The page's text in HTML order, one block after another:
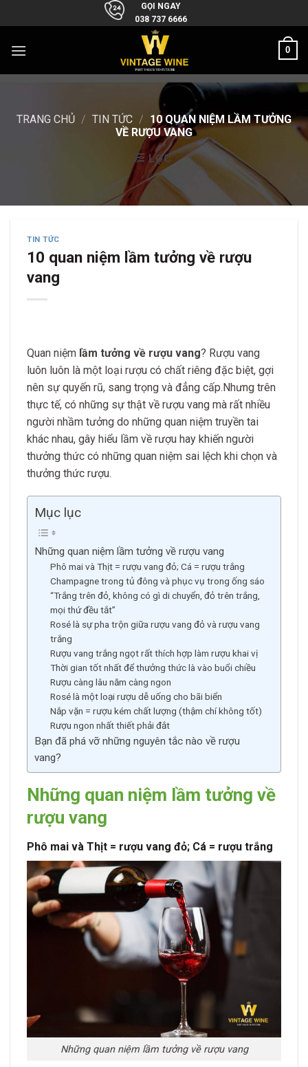
to
GỌI NGAY
038 737 6666
0
TRANG CHỦ / TIN TỨC / 10 QUAN NIỆM LẦM TƯỞNG
VỀ RƯỢU VANG
LỌC
TIN TỨC
10 quan niệm lầm tưởng về rượu
vang
Quan niệm lầm tưởng về rượu vang? Rượu vang
luôn luôn là một loại rượu có chất riêng đặc biệt, gợi
nên sự quyến rũ, sang trọng và đẳng cấp.Nhưng trên
thực tế, có những sự thật về rượu vang mà rất nhiều
người nhầm tưởng do những quan niệm truyền tai
khác nhau, gây hiểu lầm về rượu hay khiến người
thưởng thức có những quan niệm sai lệch khi chọn và
thưởng thức rượu.
Mục lục
Những quan niệm lầm tưởng về rượu vang
Phô mai và Thịt = rượu vang đỏ; Cá = rượu trắng
Champagne trong tủ đông và phục vụ trong ống sáo
“Trắng trên đỏ, không có gì di chuyển, đỏ trên trắng,
mọi thứ đều tắt”
Rosé là sự pha trộn giữa rượu vang đỏ và rượu vang
trắng
Rượu vang trắng ngọt rất thích hợp làm rượu khai vị
Thời gian tốt nhất để thưởng thức là vào buổi chiều
Rượu càng lâu năm càng ngon
Rosé là một loại rượu dễ uống cho bãi biển
Nắp vặn = rượu kém chất lượng (thậm chí không tốt)
Rượu ngon nhất thiết phải đắt
Bạn đã phá vỡ những nguyên tắc nào về rượu
vang?
Những quan niệm lầm tưởng về
rượu vang
Phô mai và Thịt = rượu vang đỏ; Cá = rượu trắng
Những quan niệm lầm tưởng về rượu vang